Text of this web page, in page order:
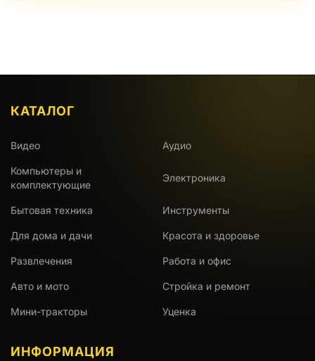
КАТАЛОГ
Видео Аудио
Компьютеры и
комплектующие
Электроника
Бытовая техника Инструменты
Для дома и дачи Красота и здоровье
Развлечения Работа и офис
Авто и мото Стройка и ремонт
Мини-тракторы Уценка
ИНФОРМАЦИЯ